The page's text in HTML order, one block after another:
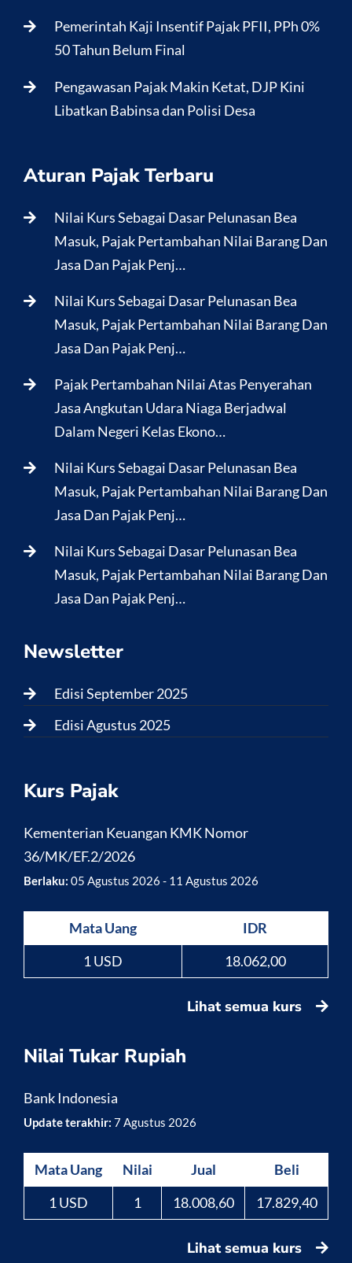
Pemerintah Kaji Insentif Pajak PFII, PPh 0%
50 Tahun Belum Final
Pengawasan Pajak Makin Ketat, DJP Kini
Libatkan Babinsa dan Polisi Desa
Aturan Pajak Terbaru
Nilai Kurs Sebagai Dasar Pelunasan Bea
Masuk, Pajak Pertambahan Nilai Barang Dan
Jasa Dan Pajak Penj…
Nilai Kurs Sebagai Dasar Pelunasan Bea
Masuk, Pajak Pertambahan Nilai Barang Dan
Jasa Dan Pajak Penj…
Pajak Pertambahan Nilai Atas Penyerahan
Jasa Angkutan Udara Niaga Berjadwal
Dalam Negeri Kelas Ekono…
Nilai Kurs Sebagai Dasar Pelunasan Bea
Masuk, Pajak Pertambahan Nilai Barang Dan
Jasa Dan Pajak Penj…
Nilai Kurs Sebagai Dasar Pelunasan Bea
Masuk, Pajak Pertambahan Nilai Barang Dan
Jasa Dan Pajak Penj…
Newsletter
Edisi September 2025
Edisi Agustus 2025
Kurs Pajak
Kementerian Keuangan KMK Nomor
36/MK/EF.2/2026
Berlaku: 05 Agustus 2026 - 11 Agustus 2026
Mata Uang
IDR
1 USD
18.062,00
Lihat semua kurs
Nilai Tukar Rupiah
Bank Indonesia
Update terakhir: 7 Agustus 2026
Mata Uang Nilai Jual
Beli
1 USD
1 18.008,60 17.829,40
Lihat semua kurs